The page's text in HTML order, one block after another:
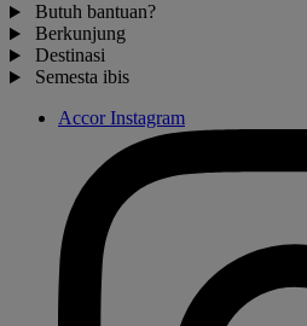
Butuh bantuan?
Berkunjung
Destinasi
Semesta ibis
Accor Instagram